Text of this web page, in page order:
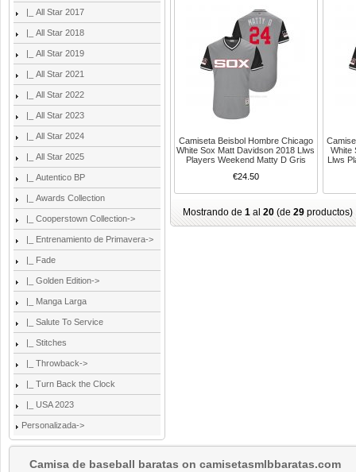
|_ All Star 2017
|_ All Star 2018
|_ All Star 2019
|_ All Star 2021
|_ All Star 2022
|_ All Star 2023
|_ All Star 2024
|_ All Star 2025
|_ Autentico BP
|_ Awards Collection
|_ Cooperstown Collection->
|_ Entrenamiento de Primavera->
|_ Fade
|_ Golden Edition->
|_ Manga Larga
|_ Salute To Service
|_ Stitches
|_ Throwback->
|_ Turn Back the Clock
|_ USA 2023
Personalizada->
Camiseta Beisbol Hombre Chicago
White Sox Matt Davidson 2018 Llws
Players Weekend Matty D Gris
€24.50
White
Llws
Mostrando de 1 al 20 (de 29 productos)
Camisa de baseball baratas on camisetasmlbbaratas.com